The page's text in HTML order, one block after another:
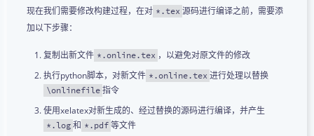
现在我们需要修改构建过程，在对 *.tex 源码进行编译之前，需要添
加以下步骤：
复制出新文件 *.online.tex ，以避免对原文件的修改
执行python脚本，对新文件 *.online.tex 进行处理以替换
\onlinefile 指令
使用xelatex对新生成的、经过替换的源码进行编译，并产生
*.log 和 *.pdf 等文件